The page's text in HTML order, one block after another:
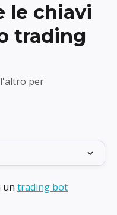
le chiavi
trading
per
un trading bot